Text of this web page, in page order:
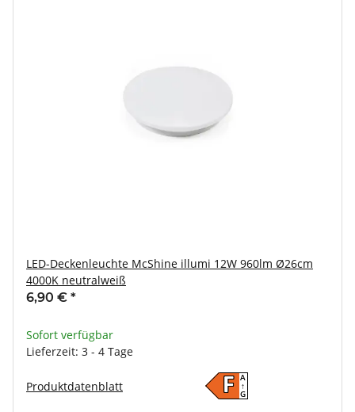
LED-Deckenleuchte McShine illumi 12W 960lm Ø26cm
4000K neutralweiß
6,90 € *
Sofort verfügbar
Lieferzeit: 3 - 4 Tage
Produktdatenblatt F A
↑
G